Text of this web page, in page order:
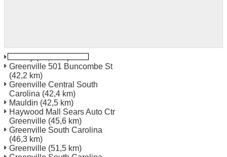
Greenville 501 Buncombe St
(42,2 km)
Greenville Central South
Carolina (42,4 km)
Mauldin (42,5 km)
Haywood Mall Sears Auto Ctr
Greenville (45,6 km)
Greenville South Carolina
(46,3 km)
Greenville (51,5 km)